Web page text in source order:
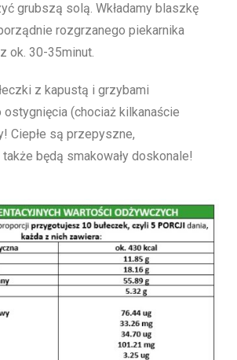
grubszą solą. Wkładamy blaszkę
rozgrzanego piekarnika
ok. 30-35minut.
z kapustą i grzybami
(chociaż kilkanaście
Ciepłe są przepyszne,
będą smakowały doskonale!